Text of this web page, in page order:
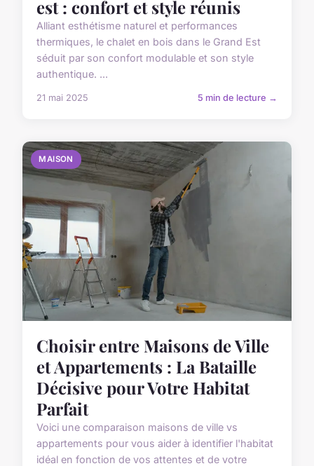
est : confort et style réunis
Alliant esthétisme naturel et performances
thermiques, le chalet en bois dans le Grand Est
séduit par son confort modulable et son style
authentique. ...
21 mai 2025 5 min de lecture →
MAISON
Choisir entre Maisons de Ville
et Appartements : La Bataille
Décisive pour Votre Habitat
Parfait
Voici une comparaison maisons de ville vs
appartements pour vous aider à identifier l'habitat
idéal en fonction de vos attentes et de votre